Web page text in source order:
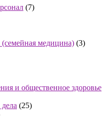
(7)
медицина) (3)
и общественное здоровье
(25)